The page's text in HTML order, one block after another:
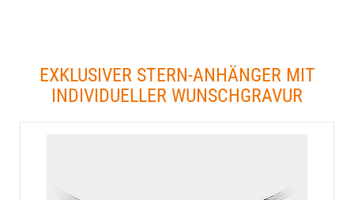
EXKLUSIVER STERN-ANHÄNGER MIT
INDIVIDUELLER WUNSCHGRAVUR